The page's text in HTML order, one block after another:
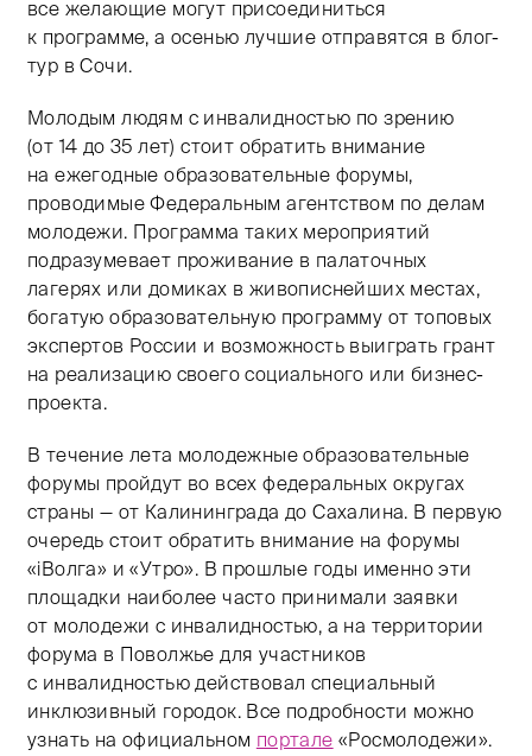
все желающие могут присоединиться
к программе, а осенью лучшие отправятся в блог-
тур в Сочи.
Молодым людям с инвалидностью по зрению
(от 14 до 35 лет) стоит обратить внимание
на ежегодные образовательные форумы,
проводимые Федеральным агентством по делам
молодежи. Программа таких мероприятий
подразумевает проживание в палаточных
лагерях или домиках в живописнейших местах,
богатую образовательную программу от топовых
экспертов России и возможность выиграть грант
на реализацию своего социального или бизнес-
проекта.
В течение лета молодежные образовательные
форумы пройдут во всех федеральных округах
страны — от Калининграда до Сахалина. В первую
очередь стоит обратить внимание на форумы
«iВолга» и «Утро». В прошлые годы именно эти
площадки наиболее часто принимали заявки
от молодежи с инвалидностью, а на территории
форума в Поволжье для участников
с инвалидностью действовал специальный
инклюзивный городок. Все подробности можно
узнать на официальном портале «Росмолодежи».